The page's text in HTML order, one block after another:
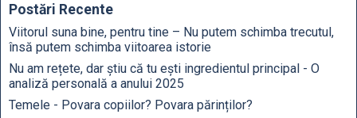
Postări Recente
Viitorul suna bine, pentru tine – Nu putem schimba trecutul,
însă putem schimba viitoarea istorie
Nu am rețete, dar știu că tu ești ingredientul principal - O
analiză personală a anului 2025
Temele - Povara copiilor? Povara părinților?